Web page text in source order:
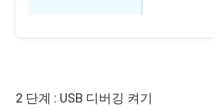
2 단계 : USB 디버깅 켜기